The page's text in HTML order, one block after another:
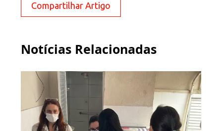
Compartilhar Artigo
Notícias Relacionadas